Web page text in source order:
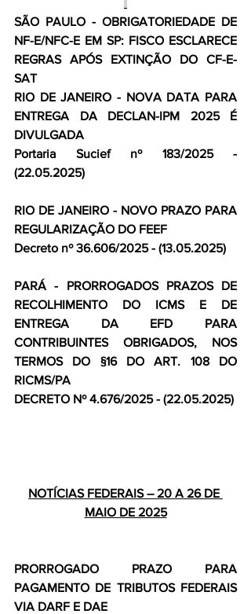
SÃO PAULO - OBRIGATORIEDADE DE
NF-E/NFC-E EM SP: FISCO ESCLARECE
REGRAS APÓS EXTINÇÃO DO CF-E-
SAT
RIO DE JANEIRO - NOVA DATA PARA
ENTREGA DA DECLAN-IPM 2025 É
DIVULGADA
Portaria Sucief nº 183/2025 -
(22.05.2025)
RIO DE JANEIRO - NOVO PRAZO PARA
REGULARIZAÇÃO DO FEEF
Decreto nº 36.606/2025 - (13.05.2025)
PARÁ - PRORROGADOS PRAZOS DE
RECOLHIMENTO DO ICMS E DE
ENTREGA DA EFD PARA
CONTRIBUINTES OBRIGADOS, NOS
TERMOS DO §16 DO ART. 108 DO
RICMS/PA
DECRETO Nº 4.676/2025 - (22.05.2025)
NOTÍCIAS FEDERAIS – 20 A 26 DE
MAIO DE 2025
PRORROGADO PRAZO PARA
PAGAMENTO DE TRIBUTOS FEDERAIS
VIA DARF E DAE